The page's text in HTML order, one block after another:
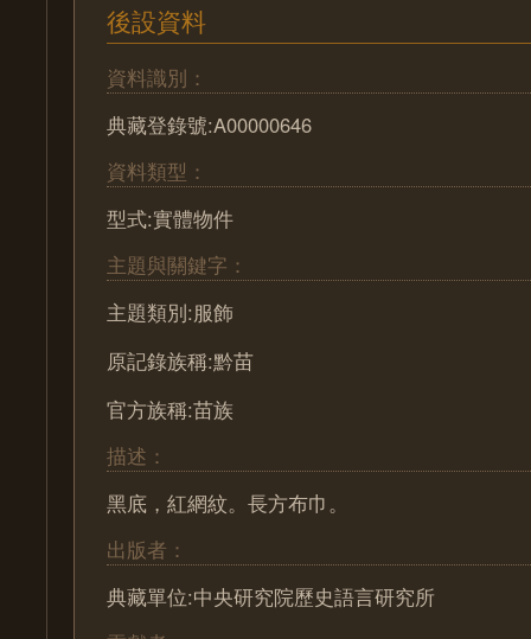
後設資料
資料識別：
典藏登錄號:A00000646
資料類型：
型式:實體物件
主題與關鍵字：
主題類別:服飾
原記錄族稱:黔苗
官方族稱:苗族
描述：
黑底，紅網紋。長方布巾。
出版者：
典藏單位:中央研究院歷史語言研究所